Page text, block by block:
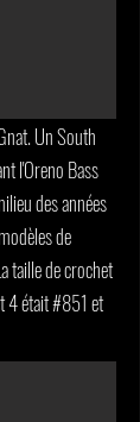
Un South
l'Oreno Bass
des années
de
taille de crochet
4 était #851 et